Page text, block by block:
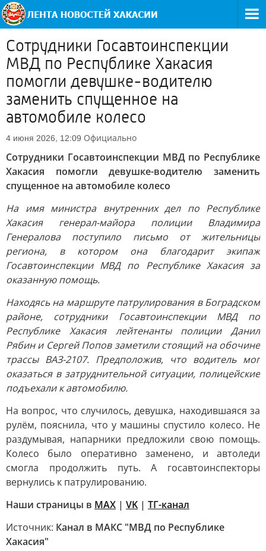
Сотрудники Госавтоинспекции
МВД по Республике Хакасия
помогли девушке-водителю
заменить спущенное на
автомобиле колесо
4 июня 2026, 12:09 Официально
Сотрудники Госавтоинспекции МВД по Республике
Хакасия помогли девушке-водителю заменить
спущенное на автомобиле колесо
На имя министра внутренних дел по Республике
Хакасия генерал-майора полиции Владимира
Генералова поступило письмо от жительницы
региона, в котором она благодарит экипаж
Госавтоинспекции МВД по Республике Хакасия за
оказанную помощь.
Находясь на маршруте патрулирования в Боградском
районе, сотрудники Госавтоинспекции МВД по
Республике Хакасия лейтенанты полиции Данил
Рябин и Сергей Попов заметили стоящий на обочине
трассы ВАЗ-2107. Предположив, что водитель мог
оказаться в затруднительной ситуации, полицейские
подъехали к автомобилю.
На вопрос, что случилось, девушка, находившаяся за
рулём, пояснила, что у машины спустило колесо. Не
раздумывая, напарники предложили свою помощь.
Колесо было оперативно заменено, и автоледи
смогла продолжить путь. А госавтоинспекторы
вернулись к патрулированию.
Наши страницы в MAX | VK | ТГ-канал
Источник: Канал в МАКС "МВД по Республике
Хакасия"